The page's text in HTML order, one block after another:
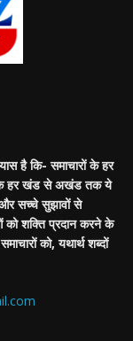
है कि- समाचारों के हर
के हर खंड से अखंड तक ये
सच्चे सुझावों से
को शक्ति प्रदान करने के
को, यथार्थ शब्दों